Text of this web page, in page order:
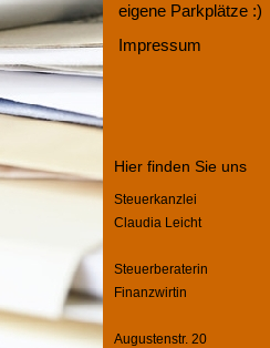
eigene Parkplätze :)
Impressum
Hier finden Sie uns
Steuerkanzlei
Claudia Leicht
Steuerberaterin
Finanzwirtin
Augustenstr. 20